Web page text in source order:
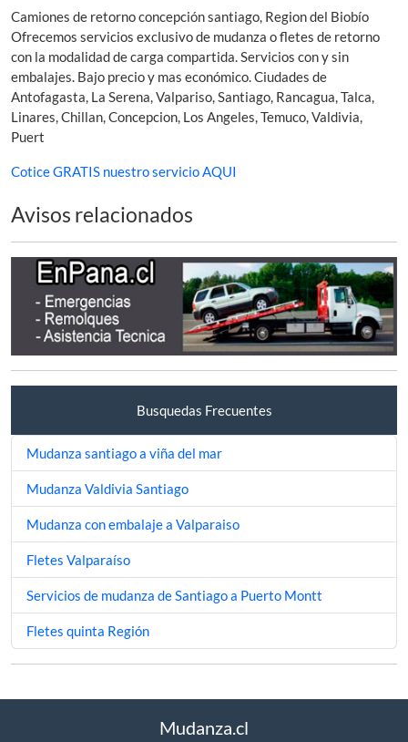
Camiones de retorno concepción santiago, Region del Biobío
Ofrecemos servicios exclusivo de mudanza o fletes de retorno
con la modalidad de carga compartida. Servicios con y sin
embalajes. Bajo precio y mas económico. Ciudades de
Antofagasta, La Serena, Valpariso, Santiago, Rancagua, Talca,
Linares, Chillan, Concepcion, Los Angeles, Temuco, Valdivia,
Puert
Cotice GRATIS nuestro servicio AQUI
Avisos relacionados
Busquedas Frecuentes
Mudanza santiago a viña del mar
Mudanza Valdivia Santiago
Mudanza con embalaje a Valparaiso
Fletes Valparaíso
Servicios de mudanza de Santiago a Puerto Montt
Fletes quinta Región
Mudanza.cl